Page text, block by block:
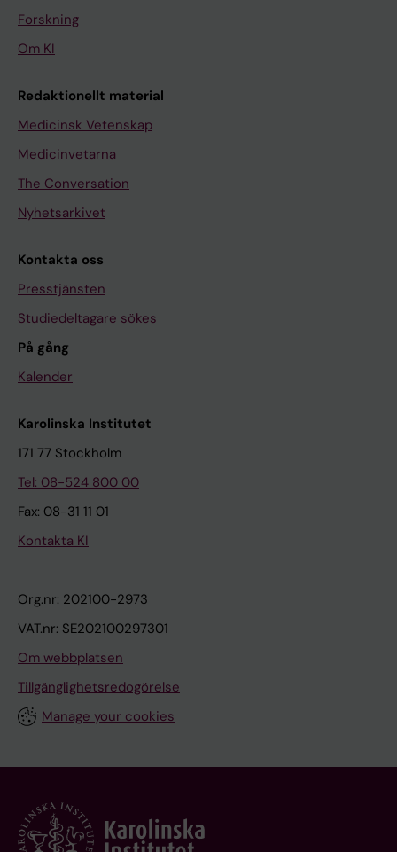
Forskning
Om KI
Redaktionellt material
Medicinsk Vetenskap
Medicinvetarna
The Conversation
Nyhetsarkivet
Kontakta oss
Presstjänsten
Studiedeltagare sökes
På gång
Kalender
Karolinska Institutet
171 77 Stockholm
Tel: 08-524 800 00
Fax: 08-31 11 01
Kontakta KI
Org.nr: 202100-2973
VAT.nr: SE202100297301
Om webbplatsen
Tillgänglighetsredogörelse
Manage your cookies